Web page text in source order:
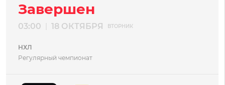
Завершен
03:00 18 ОКТЯБРЯ ВТОРНИК
НХЛ
Регулярный чемпионат